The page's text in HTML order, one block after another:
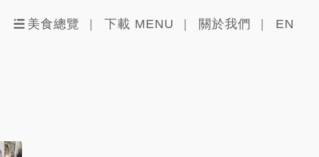
美食總覽 下載 MENU 關於我們 EN